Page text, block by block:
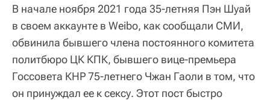
В начале ноября 2021 года 35-летняя Пэн Шуай
в своем аккаунте в Weibo, как сообщали СМИ,
обвинила бывшего члена постоянного комитета
политбюро ЦК КПК, бывшего вице-премьера
Госсовета КНР 75-летнего Чжан Гаоли в том, что
он принуждал ее к сексу. Этот пост быстро